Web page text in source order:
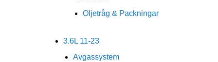
Oljetråg & Packningar
3.6L 11-23
Avgassystem